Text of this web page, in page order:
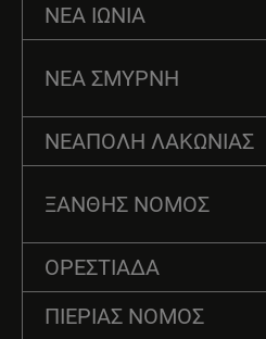
ΝΕΑ ΙΩΝΙΑ
ΝΕΑ ΣΜΥΡΝΗ
ΝΕΑΠΟΛΗ ΛΑΚΩΝΙΑΣ
ΞΑΝΘΗΣ ΝΟΜΟΣ
ΟΡΕΣΤΙΑΔΑ
ΠΙΕΡΙΑΣ ΝΟΜΟΣ